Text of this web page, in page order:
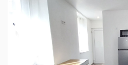
Estimation
Notre agence